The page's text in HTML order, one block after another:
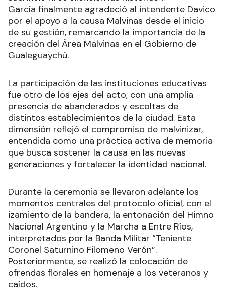
García finalmente agradeció al intendente Davico
por el apoyo a la causa Malvinas desde el inicio
de su gestión, remarcando la importancia de la
creación del Área Malvinas en el Gobierno de
Gualeguaychú.
La participación de las instituciones educativas
fue otro de los ejes del acto, con una amplia
presencia de abanderados y escoltas de
distintos establecimientos de la ciudad. Esta
dimensión reflejó el compromiso de malvinizar,
entendida como una práctica activa de memoria
que busca sostener la causa en las nuevas
generaciones y fortalecer la identidad nacional.
Durante la ceremonia se llevaron adelante los
momentos centrales del protocolo oficial, con el
izamiento de la bandera, la entonación del Himno
Nacional Argentino y la Marcha a Entre Ríos,
interpretados por la Banda Militar “Teniente
Coronel Saturnino Filomeno Verón”.
Posteriormente, se realizó la colocación de
ofrendas florales en homenaje a los veteranos y
caídos.